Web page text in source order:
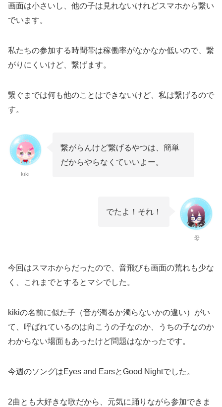
画面は小さいし、他の子は見れないけれどスマホから繋い
でいます。
私たちの参加する時間帯は稼働率がなかなか低いので、繋
がりにくいけど、繋げます。
繋ぐまでは何も他のことはできないけど、私は繋げるので
す。
kiki
繋がらんけど繋げるやつは、簡単
だからやらなくていいよー。
でたよ！それ！
母
今回はスマホからだったので、音飛びも画面の荒れも少な
く、これまでとするとマシでした。
kikiの名前に似た子（音が濁るか濁らないかの違い）がい
て、呼ばれているのは向こうの子なのか、うちの子なのか
わからない場面もあったけど問題はなかったです。
今週のソングはEyes and EarsとGood Nightでした。
2曲とも大好きな歌だから、元気に踊りながら参加できま